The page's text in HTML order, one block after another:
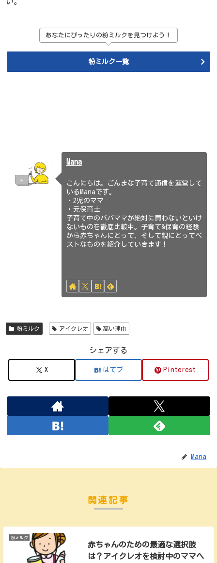
あなたにぴったりの粉ミルクを見つけよう！
粉ミルク一覧
Mana
こんにちは。ごんまな子育て通信を運営して
いるManaです。
・2児のママ
・元保育士
子育て中のパパママが絶対に買わないといけ
ないものを徹底比較中。子育て&保育の経験
から赤ちゃんにとって、そして親にとってベ
ストなものを紹介していきます！
粉ミルク アイクレオ 高い理由
シェアする
X はてブ Pinterest
Mana
関連記事
粉ミルク
赤ちゃんのための最適な選択肢
は？アイクレオを検討中のママへ